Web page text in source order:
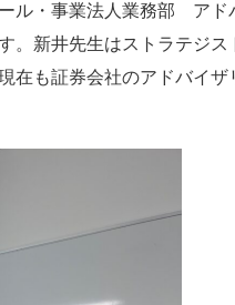
ル・事業法人業務部 アド
。新井先生はストラテジ
在も証券会社のアドバイ